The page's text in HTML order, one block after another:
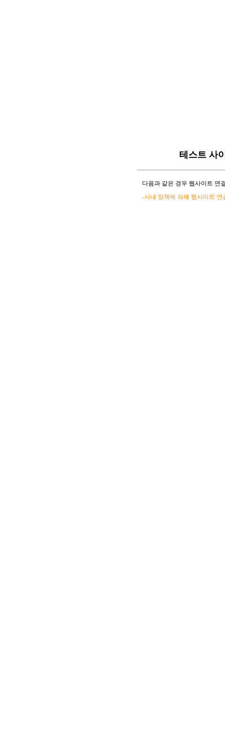
테스트 사
다음과 같은 경우 웹사이트 연
-사내 정책에 의해 웹사이트